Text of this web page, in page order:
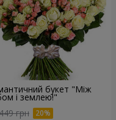
букет "Між
і землею!"
грн